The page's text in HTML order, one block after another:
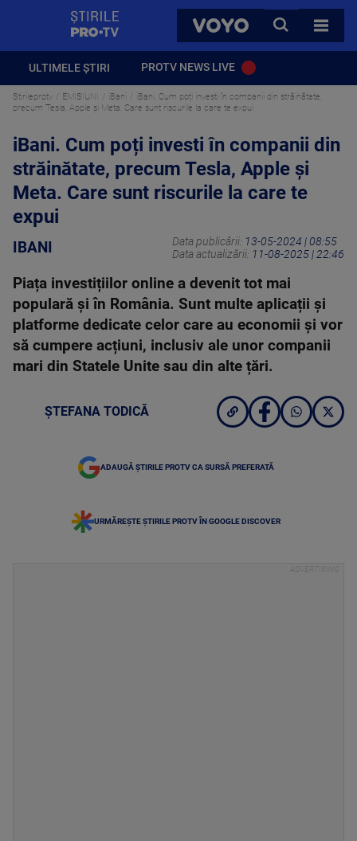
VOYO
CAUTA
TOATE
ULTIMELE ȘTIRI PROTV NEWS LIVE
Stirileprotv EMISIUNI iBani
iBani. Cum poți investi în companii din străinătate,
precum Tesla, Apple și Meta. Care sunt riscurile la care te expui
iBani. Cum poți investi în companii din
străinătate, precum Tesla, Apple și
Meta. Care sunt riscurile la care te
expui
IBANI Data publicării: 13-05-2024 | 08:55
Data actualizării: 11-08-2025 | 22:46
Piața investițiilor online a devenit tot mai
populară și în România. Sunt multe aplicații și
platforme dedicate celor care au economii și vor
să cumpere acțiuni, inclusiv ale unor companii
mari din Statele Unite sau din alte țări.
ȘTEFANA TODICĂ
ADAUGĂ ȘTIRILE PROTV CA SURSĂ PREFERATĂ
URMĂREȘTE ȘTIRILE PROTV ÎN GOOGLE DISCOVER